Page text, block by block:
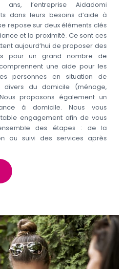
l’entreprise Aidadomi
dans leurs besoins d’aide à
repose sur deux éléments clés
et la proximité. Ce sont ces
aujourd’hui de proposer des
pour un grand nombre de
une aide pour les
personnes en situation de
divers du domicile (ménage,
proposons également un
à domicile. Nous vous
engagement afin de vous
des étapes : de la
au suivi des services après